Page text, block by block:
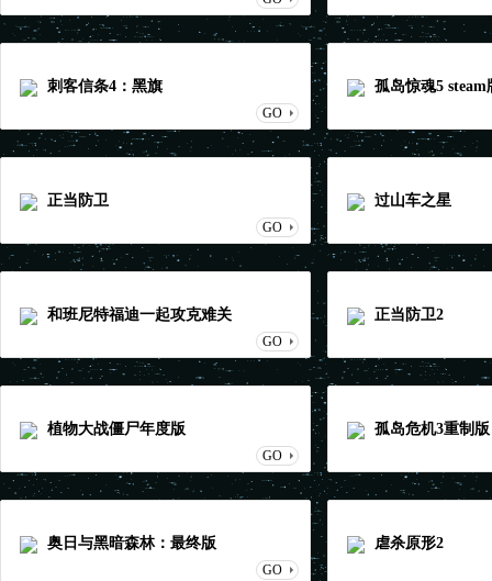
刺客信条4：黑旗
GO
孤岛惊魂5 steam
正当防卫
GO
过山车之星
和班尼特福迪一起攻克难关
GO
正当防卫2
植物大战僵尸年度版
GO
孤岛危机3重制版
奥日与黑暗森林：最终版
GO
虐杀原形2